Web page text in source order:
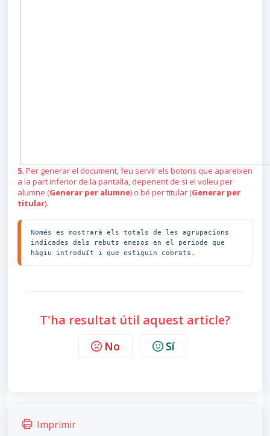
5. Per generar el document, feu servir els botons que apareixen
a la part inferior de la pantalla, depenent de si el voleu per
alumne (Generar per alumne) o bé per titular (Generar per
titular).
Només es mostrarà els totals de les agrupacions
indicades dels rebuts emesos en el període que
hàgiu introduït i que estiguin cobrats.
T'ha resultat útil aquest article?
No Sí
Imprimir